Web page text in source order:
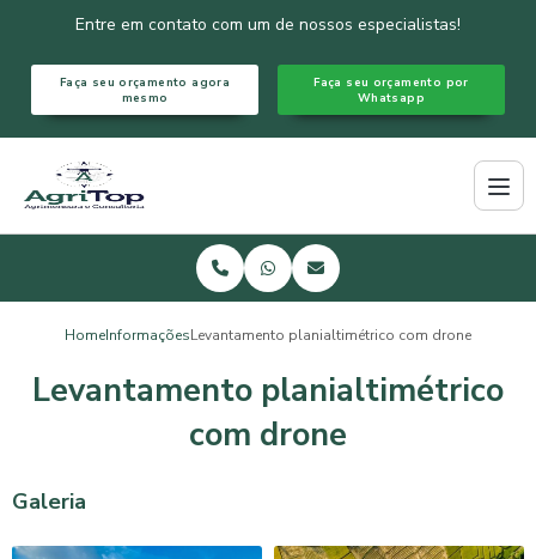
Entre em contato com um de nossos especialistas!
Faça seu orçamento agora
mesmo
Faça seu orçamento por
Whatsapp
HomeInformaçõesLevantamento planialtimétrico com drone
Levantamento planialtimétrico
com drone
Galeria